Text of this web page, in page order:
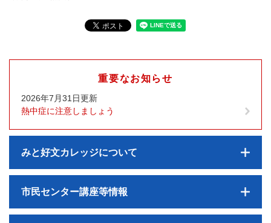
重要なお知らせ
2026年7月31日更新
熱中症に注意しましょう
みと好文カレッジについて
市民センター講座等情報